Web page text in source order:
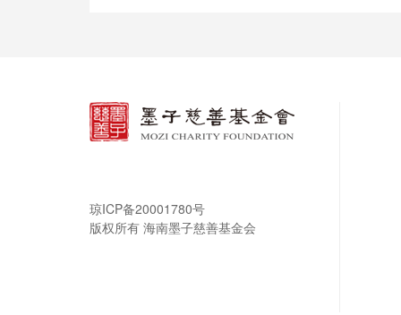
琼ICP备20001780号
版权所有 海南墨子慈善基金会